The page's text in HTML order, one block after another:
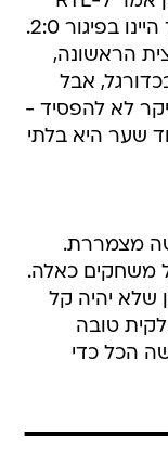
בסיום: "אנחנו לא יודעים בעצמנו איך היינו בפיגור 2:0.
הראשונה,
אבל
לא להפסיד -
שער היא בלתי
מצמררת.
משחקים כאלה.
שלא יהיה קל
טובה
הכל כדי